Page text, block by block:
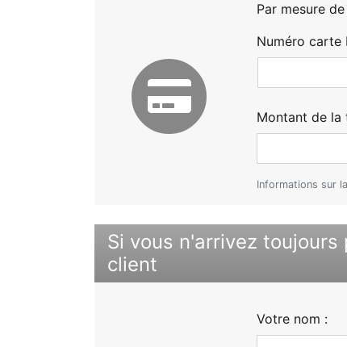
Par mesure
Numéro carte
Montant de la
Informations sur
Si vous n'arrivez
client
Votre nom :